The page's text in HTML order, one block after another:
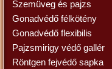
Szemüveg és pajzs
Gonadvédő félkötény
Gonadvédő flexibilis
Pajzsmirigy védő gallér
Röntgen fejvédő sapka